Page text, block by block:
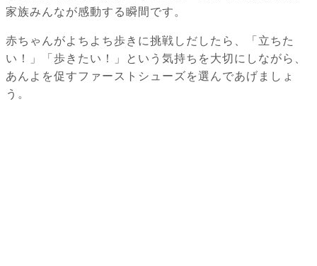
家族みんなが感動する瞬間です。
赤ちゃんがよちよち歩きに挑戦しだしたら、「立ちた
い！」「歩きたい！」という気持ちを大切にしながら、
あんよを促すファーストシューズを選んであげましょ
う。